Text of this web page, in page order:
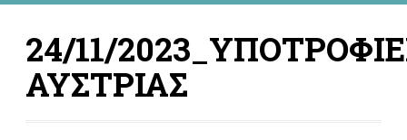
24/11/
ΑΥΣΤΡΙΑΣ